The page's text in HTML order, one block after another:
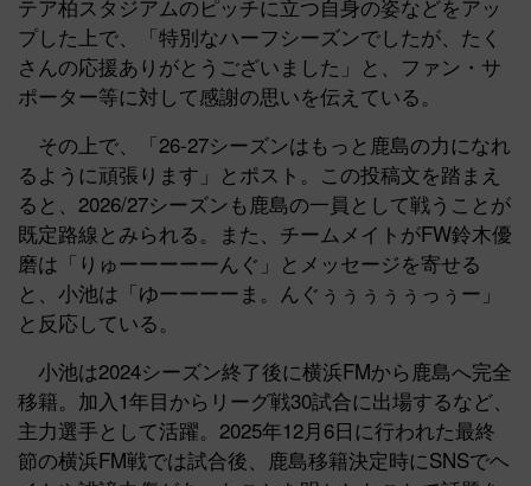
テア柏スタジアムのピッチに立つ自身の姿などをアッ
プした上で、「特別なハーフシーズンでしたが、たく
さんの応援ありがとうございました」と、ファン・サ
ポーター等に対して感謝の思いを伝えている。
その上で、「26-27シーズンはもっと鹿島の力になれ
るように頑張ります」とポスト。この投稿文を踏まえ
ると、2026/27シーズンも鹿島の一員として戦うことが
既定路線とみられる。また、チームメイトがFW鈴木優
磨は「りゅーーーーーんぐ」とメッセージを寄せる
と、小池は「ゆーーーーま。んぐぅぅぅぅぅっぅー」
と反応している。
小池は2024シーズン終了後に横浜FMから鹿島へ完全
移籍。加入1年目からリーグ戦30試合に出場するなど、
主力選手として活躍。2025年12月6日に行われた最終
節の横浜FM戦では試合後、鹿島移籍決定時にSNSでヘ